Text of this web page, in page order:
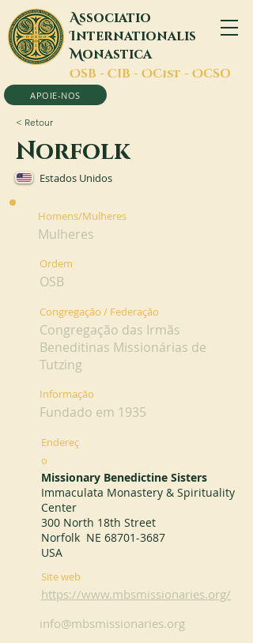
Associatio
Internationalis
Monastica
OSB - CIB - OCist - OCSO
APOIE-NOS
< Retour
Norfolk
Estados Unidos
Homens/Mulheres
Mulheres
Ordem
OSB
Congregação / Federação
Congregação das Irmãs
Beneditinas Missionárias de
Tutzing
Informação
Fundado em 1935
Endereç
o
Missionary Benedictine Sisters
Immaculata Monastery & Spirituality
Center
300 North 18th Street
Norfolk NE 68701-3687
USA
Site web
https://www.mbsmissionaries.org/
info@mbsmissionaries.org